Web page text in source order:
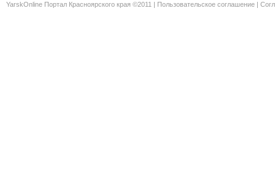
YarskOnline Портал Красноярского края ©2011 | Пользовательское соглашение |